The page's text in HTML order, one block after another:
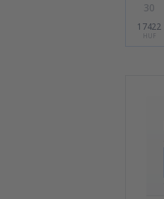
30
17422
HUF